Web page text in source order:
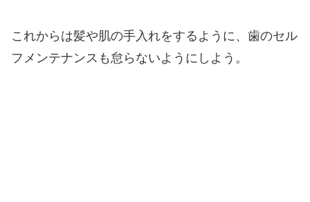
これからは髪や肌の手入れをするように、歯のセル
フメンテナンスも怠らないようにしよう。